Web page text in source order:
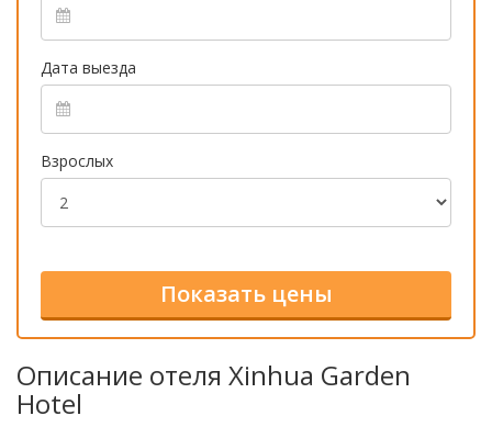
Дата выезда
Взрослых
Описание отеля Xinhua Garden
Hotel